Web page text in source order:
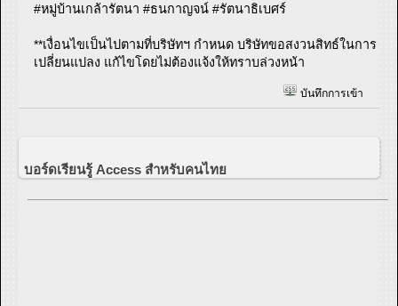
#หมู่บ้านเกล้ารัตนา #ธนกาญจน์ #รัตนาธิเบศร์
**เงื่อนไขเป็นไปตามที่บริษัทฯ กำหนด บริษัทขอสงวนสิทธ์ในการ
เปลี่ยนแปลง แก้ไขโดยไม่ต้องแจ้งให้ทราบล่วงหน้า
บันทึกการเข้า
บอร์ดเรียนรู้ Access สำหรับคนไทย